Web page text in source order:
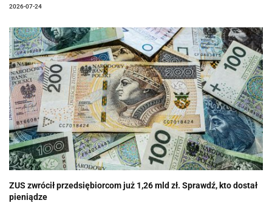
2026-07-24
ZUS zwrócił przedsiębiorcom już 1,26 mld zł. Sprawdź, kto dostał
pieniądze